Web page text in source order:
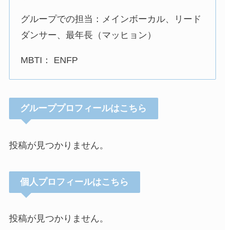
グループでの担当：メインボーカル、リード
ダンサー、最年長（マッヒョン）
MBTI： ENFP
グループプロフィールはこちら
投稿が見つかりません。
個人プロフィールはこちら
投稿が見つかりません。